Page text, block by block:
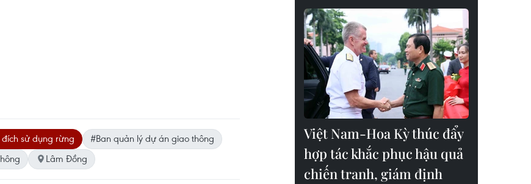
sử dụng rừng
#Ban quản lý dự án giao thông
Lâm Đồng
Việt Nam-Hoa Kỳ thúc đẩy
hợp tác khắc phục hậu quả
chiến tranh, giám định